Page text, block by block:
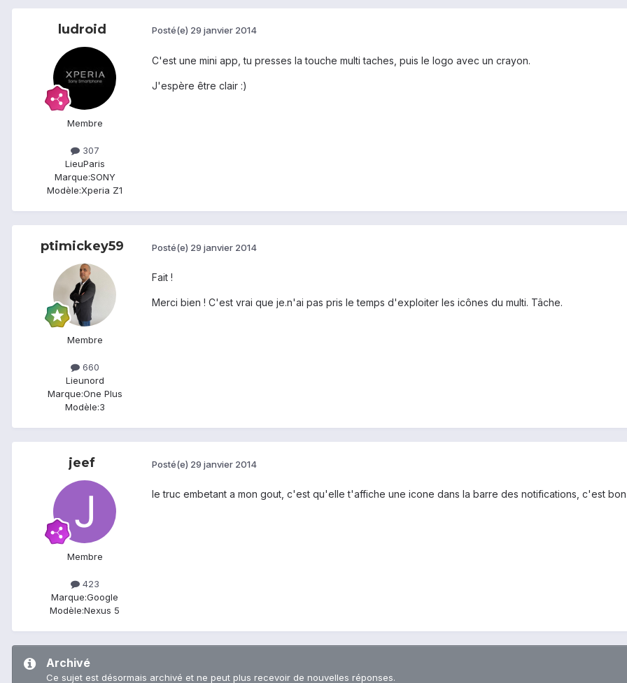
ludroid
Membre
307
LieuParis
Marque:SONY
Modèle:Xperia Z1
Posté(e) 29 janvier 2014
C'est une mini app, tu presses la touche multi taches, puis le logo avec un crayon.
J'espère être clair :)
ptimickey59
Membre
660
Lieunord
Marque:One Plus
Modèle:3
Posté(e) 29 janvier 2014
Fait !
Merci bien ! C'est vrai que je.n'ai pas pris le temps d'exploiter les icônes du multi. Tâche.
jeef
Membre
423
Marque:Google
Modèle:Nexus 5
Posté(e) 29 janvier 2014
le truc embetant a mon gout, c'est qu'elle t'affiche une icone dans la barre des notifications, c'est
Archivé
Ce sujet est désormais archivé et ne peut plus recevoir de nouvelles réponses.